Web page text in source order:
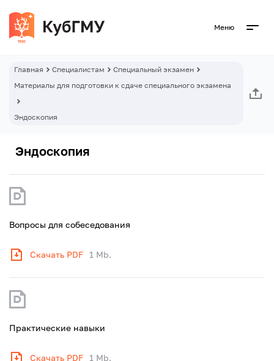
Меню
Главная Специалистам
Специальный экзамен
Материалы для подготовки к сдаче специального экзамена
Эндоскопия
Эндоскопия
Вопросы для собеседования
Скачать PDF 1 Mb.
Практические навыки
Скачать PDF 1 Mb.